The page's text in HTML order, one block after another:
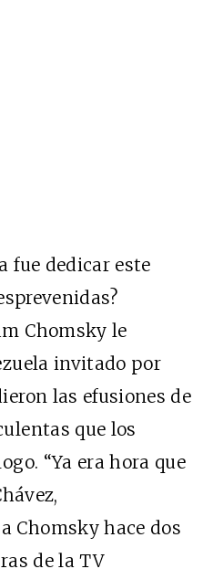
fue dedicar este
Chomsky le
invitado por
las efusiones de
que los
“Ya era hora que
Chomsky hace dos
de la TV